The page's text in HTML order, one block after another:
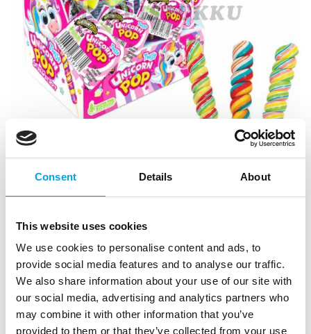
Consent Details About
This website uses cookies
We use cookies to personalise content and ads, to
provide social media features and to analyse our traffic.
We also share information about your use of our site with
our social media, advertising and analytics partners who
may combine it with other information that you’ve
provided to them or that they’ve collected from your use
Twist rainbow tikkari 50 g
Tuotetunnus (SKU): U11613 |
Tuotemerkki: URJALAN MAKEISTUKKU |
EAN: 5904310231671 | |